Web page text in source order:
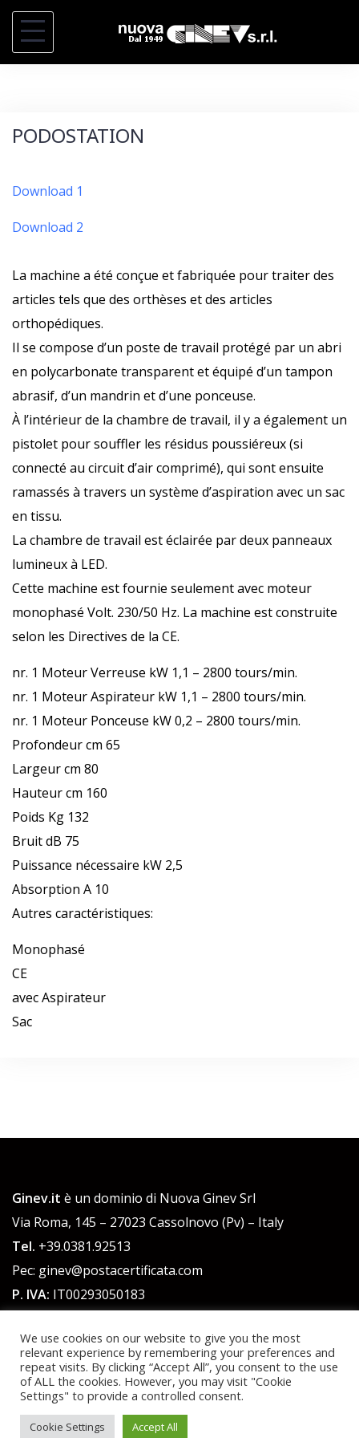
i
PODOSTATION
Download 1
Download 2
La machine a été conçue et fabriquée pour traiter des
articles tels que des orthèses et des articles
orthopédiques.
Il se compose d’un poste de travail protégé par un abri
en polycarbonate transparent et équipé d’un tampon
abrasif, d’un mandrin et d’une ponceuse.
À l’intérieur de la chambre de travail, il y a également un
pistolet pour souffler les résidus poussiéreux (si
connecté au circuit d’air comprimé), qui sont ensuite
ramassés à travers un système d’aspiration avec un sac
en tissu.
La chambre de travail est éclairée par deux panneaux
lumineux à LED.
Cette machine est fournie seulement avec moteur
monophasé Volt. 230/50 Hz. La machine est construite
selon les Directives de la CE.
nr. 1 Moteur Verreuse kW 1,1 – 2800 tours/min.
nr. 1 Moteur Aspirateur kW 1,1 – 2800 tours/min.
nr. 1 Moteur Ponceuse kW 0,2 – 2800 tours/min.
Profondeur cm 65
Largeur cm 80
Hauteur cm 160
Poids Kg 132
Bruit dB 75
Puissance nécessaire kW 2,5
Absorption A 10
Autres caractéristiques:
Monophasé
CE
avec Aspirateur
Sac
Ginev.it è un dominio di Nuova Ginev Srl
Via Roma, 145 – 27023 Cassolnovo (Pv) – Italy
Tel. +39.0381.92513
Pec: ginev@postacertificata.com
P. IVA: IT00293050183
Cap. Sociale 51.480,00 euro int. versato
Powered by WordPress|Theme:Talon by aThemes.
We use cookies on our website to give you the most
relevant experience by remembering your preferences and
repeat visits. By clicking “Accept All”, you consent to the use
of ALL the cookies. However, you may visit "Cookie
Settings" to provide a controlled consent.
Cookie Settings Accept All